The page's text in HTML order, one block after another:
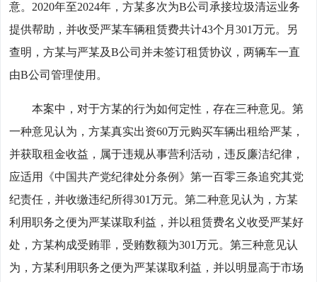
意。2020年至2024年，方某多次为B公司承接垃圾清运业务
提供帮助，并收受严某车辆租赁费共计43个月301万元。另
查明，方某与严某及B公司并未签订租赁协议，两辆车一直
由B公司管理使用。
本案中，对于方某的行为如何定性，存在三种意见。第
一种意见认为，方某真实出资60万元购买车辆出租给严某，
并获取租金收益，属于违规从事营利活动，违反廉洁纪律，
应适用《中国共产党纪律处分条例》第一百零三条追究其党
纪责任，并收缴违纪所得301万元。第二种意见认为，方某
利用职务之便为严某谋取利益，并以租赁费名义收受严某好
处，方某构成受贿罪，受贿数额为301万元。第三种意见认
为，方某利用职务之便为严某谋取利益，并以明显高于市场